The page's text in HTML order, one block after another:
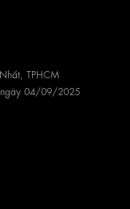
TPHCM
ngày 04/09/2025